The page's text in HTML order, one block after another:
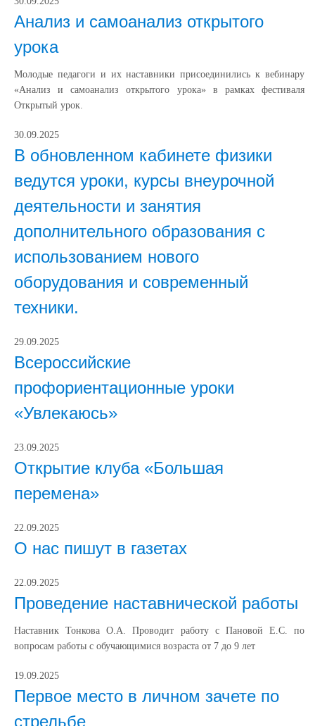
Анализ и самоанализ открытого
урока
Молодые педагоги и их наставники присоединились к вебинару
«Анализ и самоанализ открытого урока» в рамках фестиваля
Открытый урок.
30.09.2025
В обновленном кабинете физики
ведутся уроки, курсы внеурочной
деятельности и занятия
дополнительного образования с
использованием нового
оборудования и современный
техники.
29.09.2025
Всероссийские
профориентационные уроки
«Увлекаюсь»
23.09.2025
Открытие клуба «Большая
перемена»
22.09.2025
О нас пишут в газетах
22.09.2025
Проведение наставнической работы
Наставник Тонкова О.А. Проводит работу с Пановой Е.С. по
вопросам работы с обучающимися возраста от 7 до 9 лет
19.09.2025
Первое место в личном зачете по
стрельбе